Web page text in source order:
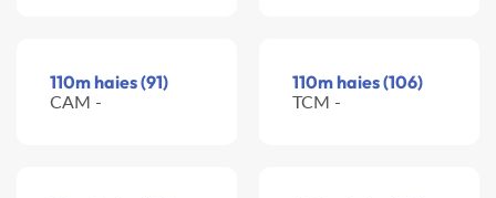
110m haies (91)
CAM -
110m haies (106)
TCM -